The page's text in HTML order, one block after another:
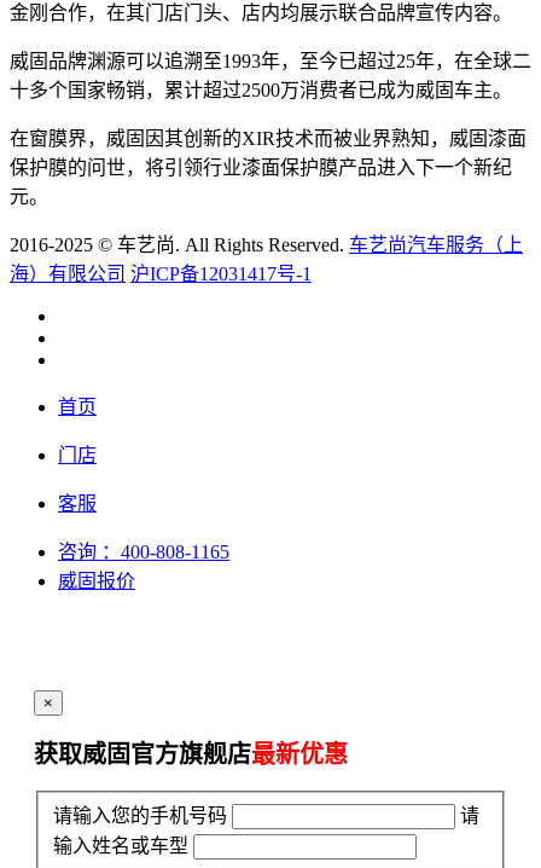
金刚合作，在其门店门头、店内均展示联合品牌宣传内容。
威固品牌渊源可以追溯至1993年，至今已超过25年，在全球二
十多个国家畅销，累计超过2500万消费者已成为威固车主。
在窗膜界，威固因其创新的XIR技术而被业界熟知，威固漆面
保护膜的问世，将引领行业漆面保护膜产品进入下一个新纪
元。
2016-2025 © 车艺尚. All Rights Reserved. 车艺尚汽车服务（上
海）有限公司 沪ICP备12031417号-1
首页
门店
客服
咨询 ：400-808-1165
威固报价
×
获取威固官方旗舰店最新优惠
请输入您的手机号码
请
输入姓名或车型